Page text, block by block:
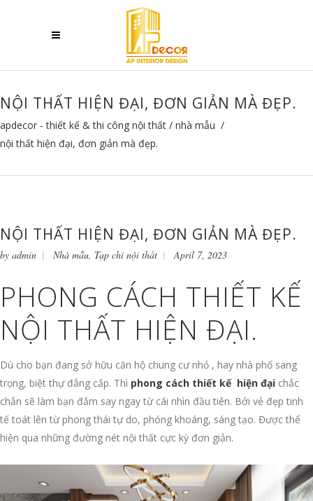
NỘI THẤT HIỆN ĐẠI, ĐƠN GIẢN MÀ ĐẸP.
apdecor - thiết kế & thi công nội thất / nhà mẫu /
nội thất hiện đại, đơn giản mà đẹp.
NỘI THẤT HIỆN ĐẠI, ĐƠN GIẢN MÀ ĐẸP.
by admin Nhà mẫu, Tạp chí nội thất April 7, 2023
PHONG CÁCH THIẾT KẾ
NỘI THẤT HIỆN ĐẠI.
Dù cho bạn đang sở hữu căn hộ chung cư nhỏ , hay nhà phố sang
trọng, biệt thự đẳng cấp. Thì phong cách thiết kế hiện đại chắc
chắn sẽ làm bạn đắm say ngay từ cái nhìn đầu tiên. Bởi vẻ đẹp tinh
tế toát lên từ phong thái tự do, phóng khoáng, sáng tạo. Được thể
hiện qua những đường nét nội thất cực kỳ đơn giản.